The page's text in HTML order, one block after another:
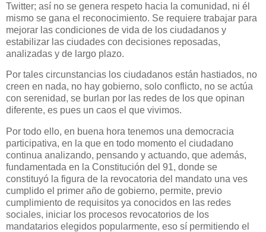
Twitter; así no se genera respeto hacia la comunidad, ni él
mismo se gana el reconocimiento. Se requiere trabajar para
mejorar las condiciones de vida de los ciudadanos y
estabilizar las ciudades con decisiones reposadas,
analizadas y de largo plazo.
Por tales circunstancias los ciudadanos están hastiados, no
creen en nada, no hay gobierno, solo conflicto, no se actúa
con serenidad, se burlan por las redes de los que opinan
diferente, es pues un caos el que vivimos.
Por todo ello, en buena hora tenemos una democracia
participativa, en la que en todo momento el ciudadano
continua analizando, pensando y actuando, que además,
fundamentada en la Constitución del 91, donde se
constituyó la figura de la revocatoria del mandato una ves
cumplido el primer año de gobierno, permite, previo
cumplimiento de requisitos ya conocidos en las redes
sociales, iniciar los procesos revocatorios de los
mandatarios elegidos popularmente, eso sí permitiendo el